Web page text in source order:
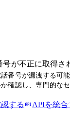
が不正に取得さ
番号が漏洩する可
確認し、専門的な
する APIを統合